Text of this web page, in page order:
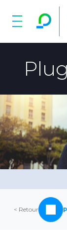
< Retour